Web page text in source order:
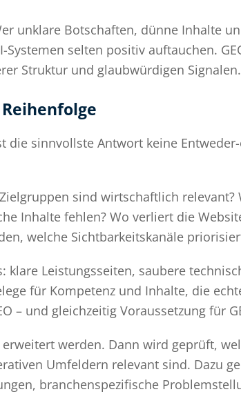
unklare Botschaften, dünne Inhalte
selten positiv auftauchen.
Struktur und glaubwürdigen Signalen.
sinnvollste Antwort keine
sind wirtschaftlich relevant?
Inhalte fehlen? Wo verliert die
welche Sichtbarkeitskanäle
Leistungsseiten, saubere
für Kompetenz und Inhalte, die
– und gleichzeitig Voraussetzung für
werden. Dann wird geprüft,
Umfeldern relevant sind. Dazu
branchenspezifische